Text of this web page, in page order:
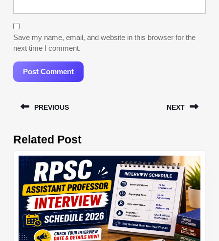
Save my name, email, and website in this browser for the
next time I comment.
navigation
PREVIOUS
post:
NEXT
Related Post